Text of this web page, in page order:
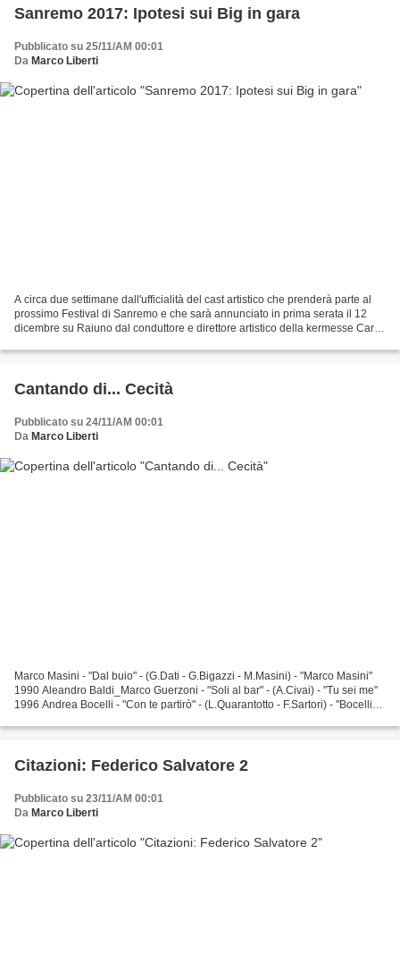
Sanremo 2017: Ipotesi sui Big in gara
Pubblicato su 25/11/AM 00:01
Da Marco Liberti
A circa due settimane dall'ufficialità del cast artistico che prenderà parte al
prossimo Festival di Sanremo e che sarà annunciato in prima serata il 12
dicembre su Raiuno dal conduttore e direttore artistico della kermesse Carlo
Cantando di... Cecità
Pubblicato su 24/11/AM 00:01
Da Marco Liberti
Marco Masini - "Dal buio" - (G.Dati - G.Bigazzi - M.Masini) - "Marco Masini"
1990 Aleandro Baldi_Marco Guerzoni - "Soli al bar" - (A.Civai) - "Tu sei me"
1996 Andrea Bocelli - "Con te partirò" - (L.Quarantotto - F.Sartori) - "Bocelli"
Citazioni: Federico Salvatore 2
Pubblicato su 23/11/AM 00:01
Da Marco Liberti